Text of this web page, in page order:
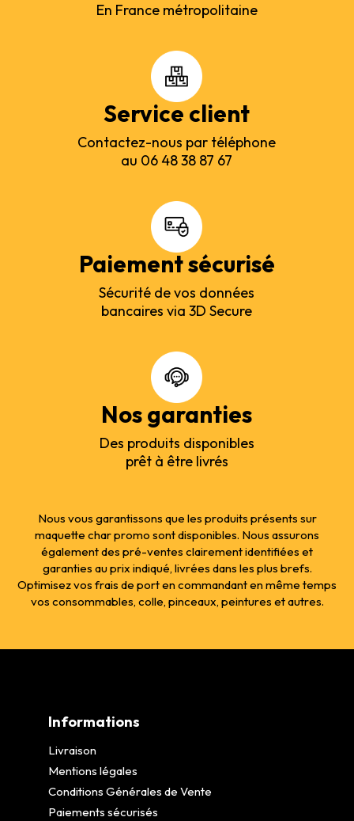
En France métropolitaine
Service client
Contactez-nous par téléphone
au 06 48 38 87 67
Paiement sécurisé
Sécurité de vos données
bancaires via 3D Secure
Nos garanties
Des produits disponibles
prêt à être livrés
Nous vous garantissons que les produits présents sur
maquette char promo sont disponibles. Nous assurons
également des pré-ventes clairement identifiées et
garanties au prix indiqué, livrées dans les plus brefs.
Optimisez vos frais de port en commandant en même temps
vos consommables, colle, pinceaux, peintures et autres.
Informations
Livraison
Mentions légales
Conditions Générales de Vente
Paiements sécurisés